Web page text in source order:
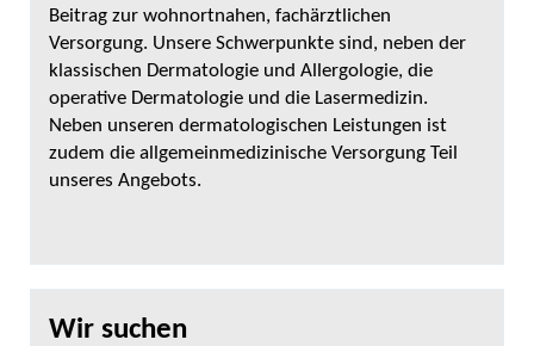
Beitrag zur wohnortnahen, fachärztlichen
Versorgung. Unsere Schwerpunkte sind, neben der
klassischen Dermatologie und Allergologie, die
operative Dermatologie und die Lasermedizin.
Neben unseren dermatologischen Leistungen ist
zudem die allgemeinmedizinische Versorgung Teil
unseres Angebots.
Wir suchen